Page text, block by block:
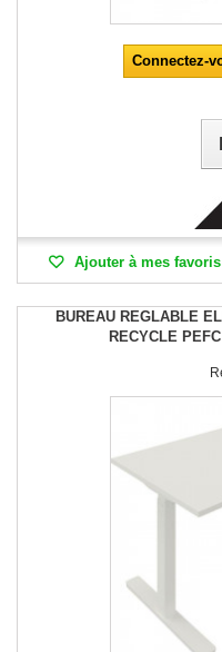
Connectez-
Ajouter à mes favoris
BUREAU REGLABLE
RECYCLE